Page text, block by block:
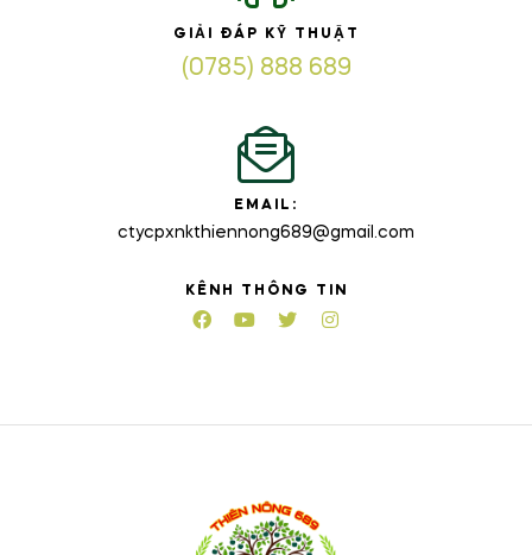
GIẢI ĐÁP KỸ THUẬT
(0785) 888 689
EMAIL:
ctycpxnkthiennong689@gmail.com
KÊNH THÔNG TIN